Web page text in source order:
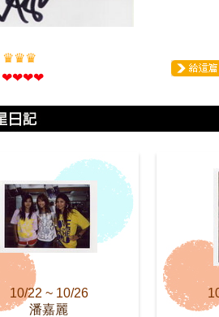
♛♛♛
❤❤❤❤
10/22 ~ 10/26
潘嘉麗